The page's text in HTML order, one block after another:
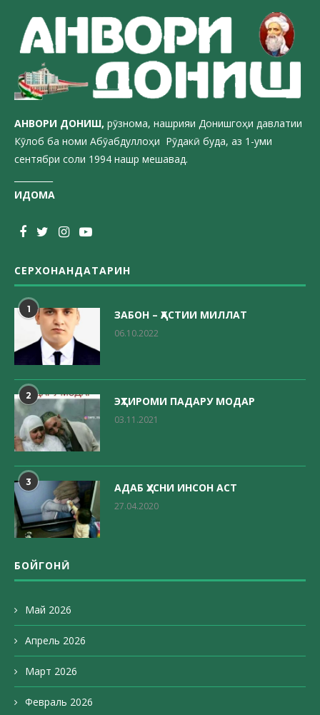
АНВОРИ ДОНИШ, рӯзнома, нашрияи Донишгоҳи давлатии
Кӯлоб ба номи Абӯабдуллоҳи Рӯдакӣ буда, аз 1-уми
сентябри соли 1994 нашр мешавад.
ИДОМА
СЕРХОНАНДАТАРИН
1 ЗАБОН – ҲАСТИИ МИЛЛАТ
06.10.2022
2 ЭҲТИРОМИ ПАДАРУ МОДАР
03.11.2021
3 АДАБ ҲУСНИ ИНСОН АСТ
27.04.2020
БОЙГОНӢ
Май 2026
Апрель 2026
Март 2026
Февраль 2026